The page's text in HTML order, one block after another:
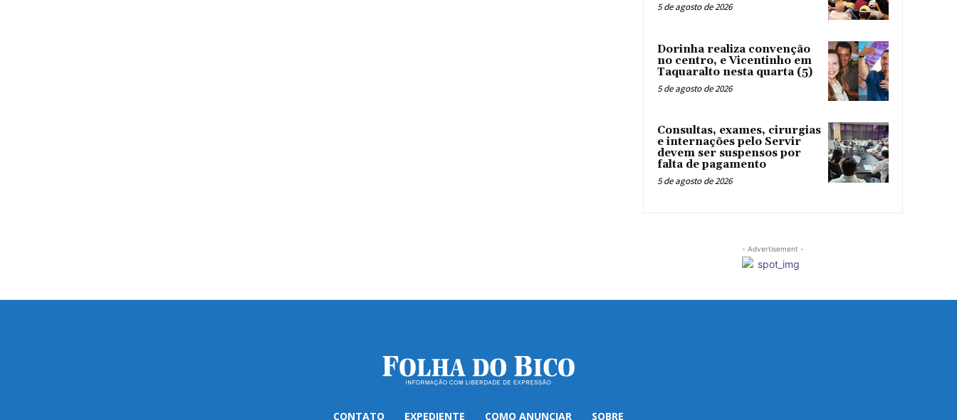
5 de agosto de 2026
Dorinha realiza convenção
no centro, e Vicentinho em
Taquaralto nesta quarta (5)
5 de agosto de 2026
Consultas, exames, cirurgias
e internações pelo Servir
devem ser suspensos por
falta de pagamento
5 de agosto de 2026
- Advertisement -
CONTATO EXPEDIENTE COMO ANUNCIAR SOBRE